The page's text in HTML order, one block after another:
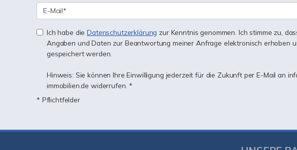
Ich habe dieDatenschutzerklärung zur Kenntnis genommen. Ich stimme zu,
Angaben und Daten zur Beantwortung meiner Anfrage elektronisch erhoben
gespeichert werden.
Hinweis: Sie können Ihre Einwilligung jederzeit für die Zukunft per E-Mail an
immobilien.de widerrufen. *
* Pflichtfelder